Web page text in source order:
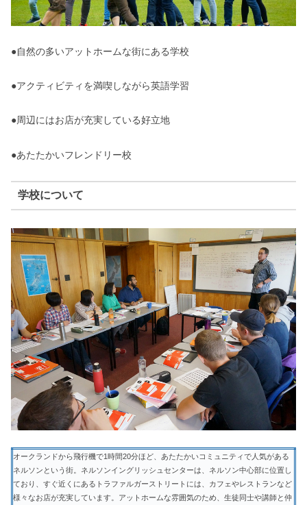
●自然の多いアットホームな街にある学校
●アクティビティを満喫しながら英語学習
●周辺にはお店が充実している好立地
●あたたかいフレンドリー校
学校について
オークランドから飛行機で1時間20分ほど、あたたかいコミュニティで人気がある
ネルソンという街。ネルソンイングリッシュセンターは、ネルソン中心部に位置し
ており、すぐ近くにあるトラファルガーストリートには、カフェやレストランなど
様々なお店が充実しています。アットホームな雰囲気のため、生徒同士や講師と仲